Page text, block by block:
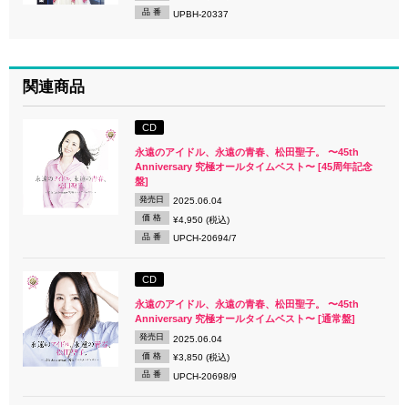
品 番 UPBH-20337
関連商品
CD
永遠のアイドル、永遠の青春、松田聖子。 〜45th
Anniversary 究極オールタイムベスト〜 [45周年記念
盤]
発売日 2025.06.04
価 格 ¥4,950 (税込)
品 番 UPCH-20694/7
CD
永遠のアイドル、永遠の青春、松田聖子。 〜45th
Anniversary 究極オールタイムベスト〜 [通常盤]
発売日 2025.06.04
価 格 ¥3,850 (税込)
品 番 UPCH-20698/9